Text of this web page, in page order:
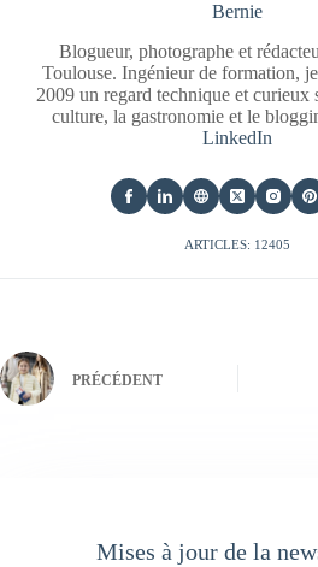
Bernie
Blogueur, photographe et
Toulouse. Ingénieur de formation,
2009 un regard technique et curieux
culture, la gastronomie et le
LinkedIn
ARTICLES: 12405
PRÉCÉDENT
Mises à jour de la